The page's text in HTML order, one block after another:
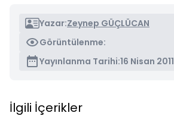
Yazar:Zeynep GÜÇLÜCAN
Görüntülenme:
Yayınlanma Tarihi:16 Nisan 2011
İlgili İçerikler